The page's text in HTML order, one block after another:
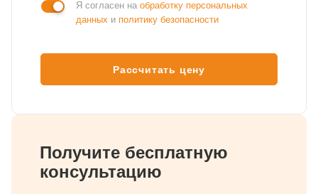
Я согласен на обработку персональных
данных и политику безопасности
Рассчитать цену
Получите бесплатную
консультацию